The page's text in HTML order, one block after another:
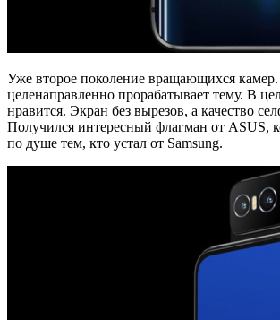
Уже второе поколение вращающихся
целенаправленно прорабатывает тему. В
нравится. Экран без вырезов, а качество
Получился интересный флагман от ASUS,
по душе тем, кто устал от Samsung.